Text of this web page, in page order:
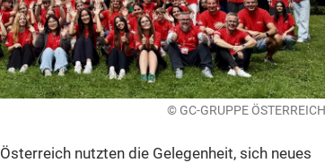
© GC-GRUPPE ÖSTERREICH
nutzten die Gelegenheit, sich neues